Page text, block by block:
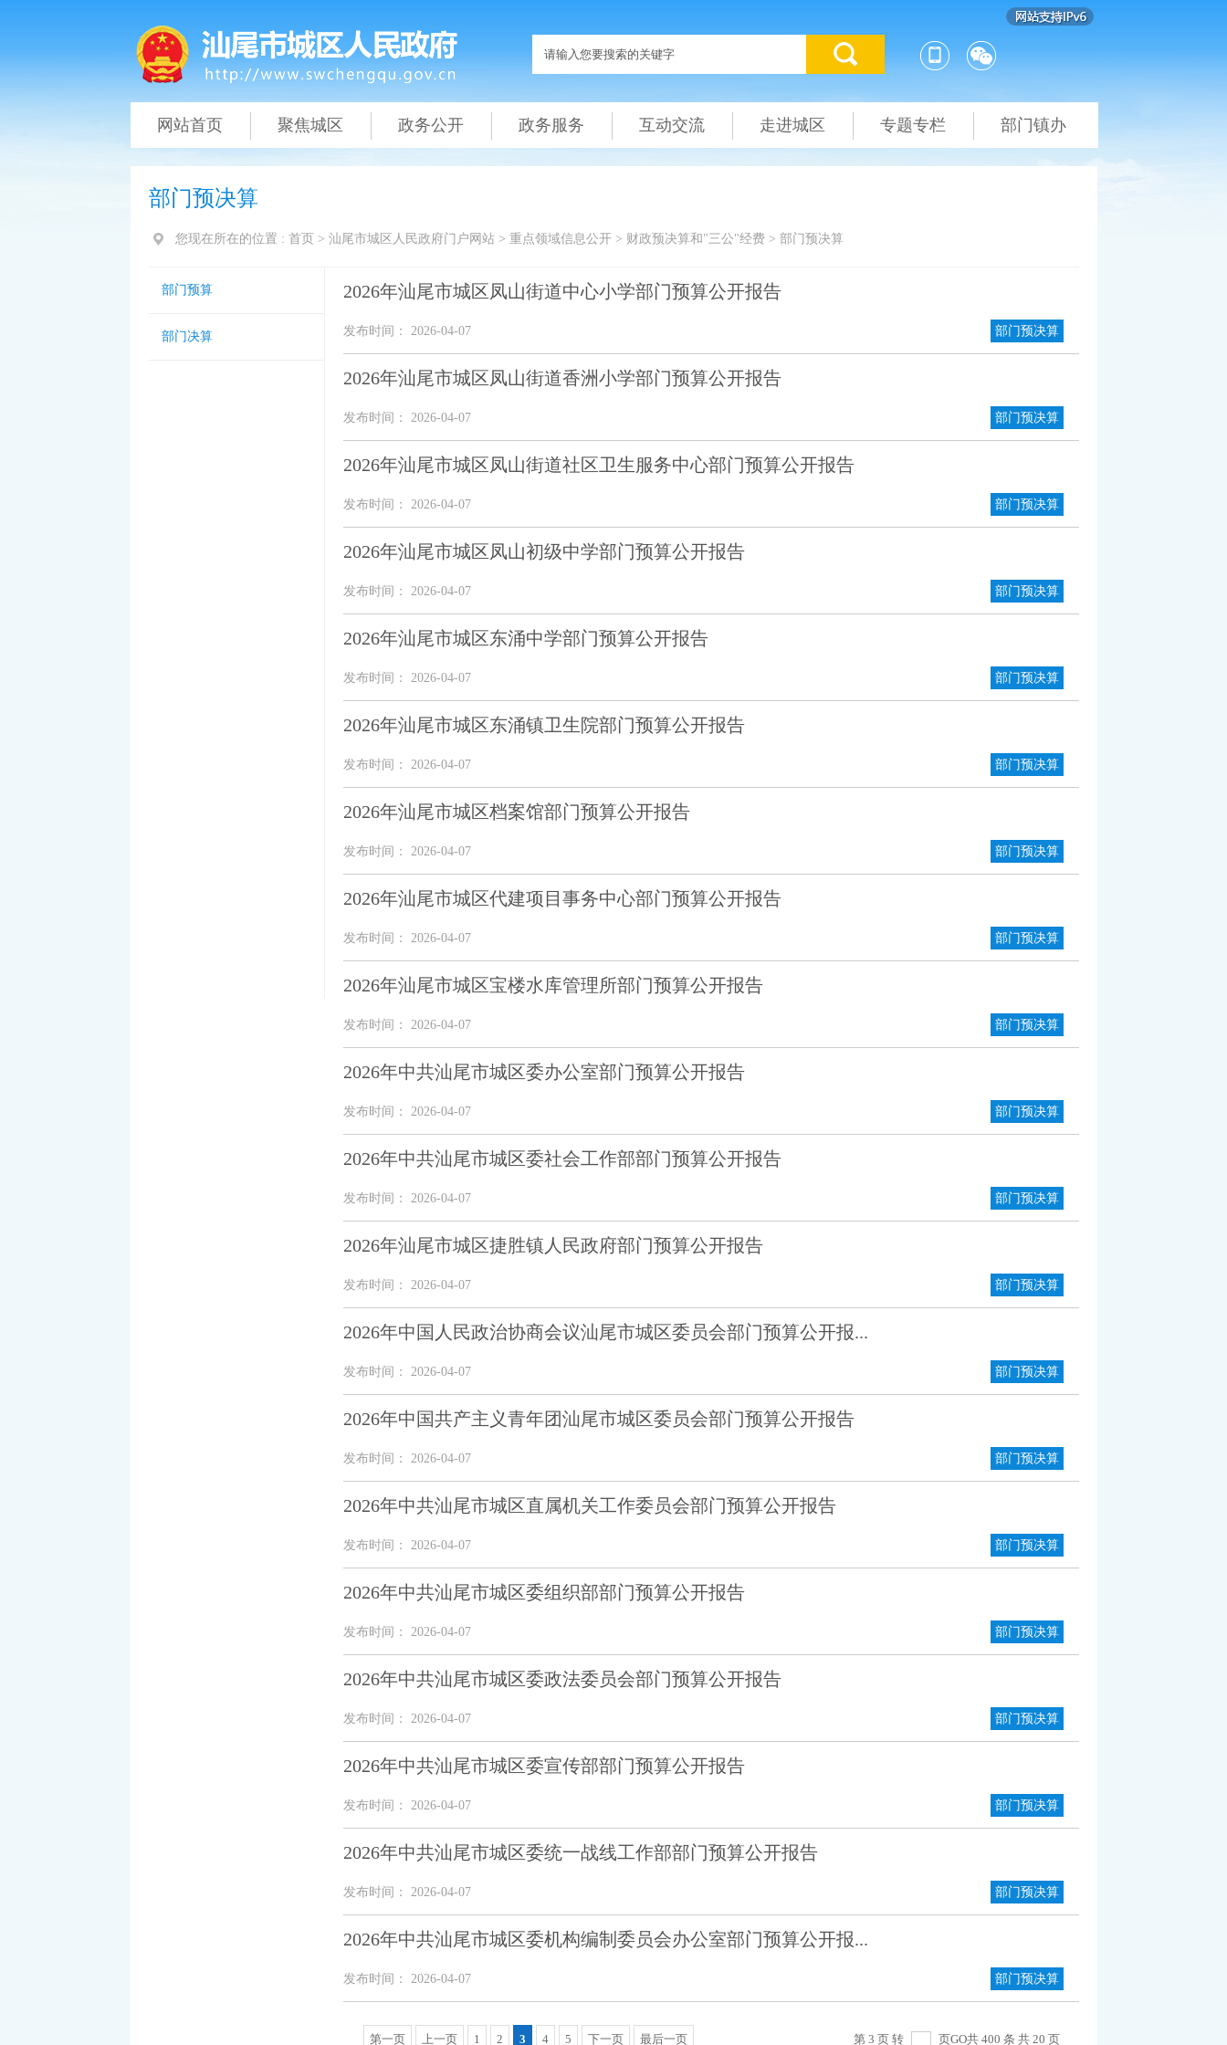
网站首页 聚焦城区 政务公开 政务服务 互动交流 走进城区 专题专栏 部门镇办
部门预决算
您现在所在的位置 : 首页 > 汕尾市城区人民政府门户网站> 重点领域信息公开> 财政预决算和"三公"经费> 部门预决算
部门预算
部门决算
2026年汕尾市城区凤山街道中心小学部门预算公开报告
发布时间： 2026-04-07 部门预决算
2026年汕尾市城区凤山街道香洲小学部门预算公开报告
发布时间： 2026-04-07 部门预决算
2026年汕尾市城区凤山街道社区卫生服务中心部门预算公开报告
发布时间： 2026-04-07 部门预决算
2026年汕尾市城区凤山初级中学部门预算公开报告
发布时间： 2026-04-07 部门预决算
2026年汕尾市城区东涌中学部门预算公开报告
发布时间： 2026-04-07 部门预决算
2026年汕尾市城区东涌镇卫生院部门预算公开报告
发布时间： 2026-04-07 部门预决算
2026年汕尾市城区档案馆部门预算公开报告
发布时间： 2026-04-07 部门预决算
2026年汕尾市城区代建项目事务中心部门预算公开报告
发布时间： 2026-04-07 部门预决算
2026年汕尾市城区宝楼水库管理所部门预算公开报告
发布时间： 2026-04-07 部门预决算
2026年中共汕尾市城区委办公室部门预算公开报告
发布时间： 2026-04-07 部门预决算
2026年中共汕尾市城区委社会工作部部门预算公开报告
发布时间： 2026-04-07 部门预决算
2026年汕尾市城区捷胜镇人民政府部门预算公开报告
发布时间： 2026-04-07 部门预决算
2026年中国人民政治协商会议汕尾市城区委员会部门预算公开报...
发布时间： 2026-04-07 部门预决算
2026年中国共产主义青年团汕尾市城区委员会部门预算公开报告
发布时间： 2026-04-07 部门预决算
2026年中共汕尾市城区直属机关工作委员会部门预算公开报告
发布时间： 2026-04-07 部门预决算
2026年中共汕尾市城区委组织部部门预算公开报告
发布时间： 2026-04-07 部门预决算
2026年中共汕尾市城区委政法委员会部门预算公开报告
发布时间： 2026-04-07 部门预决算
2026年中共汕尾市城区委宣传部部门预算公开报告
发布时间： 2026-04-07 部门预决算
2026年中共汕尾市城区委统一战线工作部部门预算公开报告
发布时间： 2026-04-07 部门预决算
2026年中共汕尾市城区委机构编制委员会办公室部门预算公开报...
发布时间： 2026-04-07 部门预决算
第一页 上一页 1 2 3 4 5 下一页 最后一页 第 3 页 转 页GO共 400 条 共 20 页